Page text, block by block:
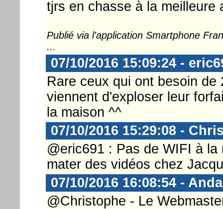
tjrs en chasse à la meilleure
Publié via l'application Smartphone
...
07/10/2016 15:09:24 -
Rare ceux qui ont besoin
viennent d'exploser leur
la maison ^^
07/10/2016 15:29:08 -
@eric691 : Pas de WIFI à
mater des vidéos chez
07/10/2016 16:08:54 -
@Christophe - Le